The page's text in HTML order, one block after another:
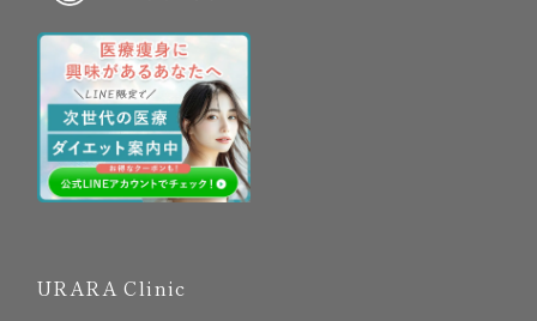
URARA Clinic